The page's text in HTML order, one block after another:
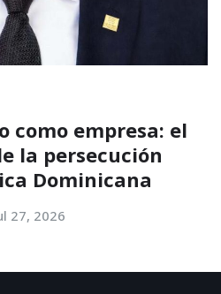
como empresa: el
la persecución
Dominicana
27, 2026